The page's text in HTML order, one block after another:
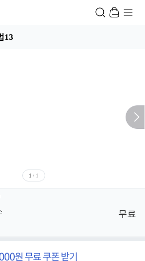
13
1 / 1
무료